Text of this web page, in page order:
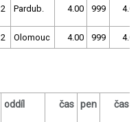
2 Pardub. 4.00 999 4.00
2 Olomouc 4.00 999 4.00
oddíl čas pen čas